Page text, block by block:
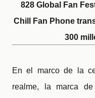
828 Global Fan
Chill Fan Phone
300
En el marco de la
realme, la marca